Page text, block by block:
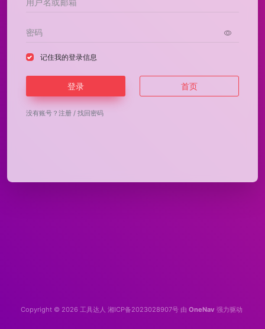
记住我的登录信息
登录 首页
没有账号？ 注册 / 找回密码
Copyright © 2026 工具达人 湘ICP备2023028907号 由 OneNav 强力驱动